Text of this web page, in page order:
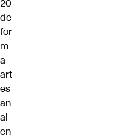
20
de
for
m
a
art
es
an
al
en